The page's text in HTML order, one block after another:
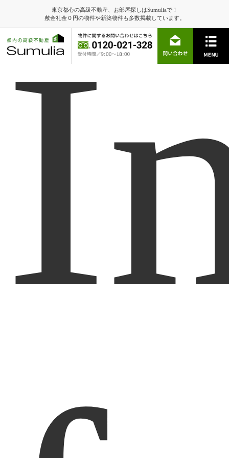
東京都心の高級不動産、お部屋探しはSumuliaで！
敷金礼金０円の物件や新築物件も多数掲載しています。